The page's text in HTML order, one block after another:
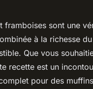
framboises sont une
à la richesse
Que vous
recette est un
pour des